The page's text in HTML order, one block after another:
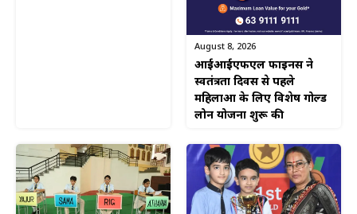
August 8, 2026
आईआईएफएल फाइनेंस ने
स्वतंत्रता दिवस से पहले
महिलाओं के लिए विशेष गोल्ड
लोन योजना शुरू की